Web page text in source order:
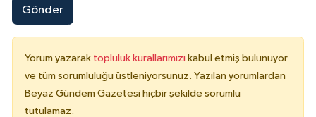
Gönder
Yorum yazarak topluluk kurallarımızı kabul etmiş bulunuyor
ve tüm sorumluluğu üstleniyorsunuz. Yazılan yorumlardan
Beyaz Gündem Gazetesi hiçbir şekilde sorumlu
tutulamaz.